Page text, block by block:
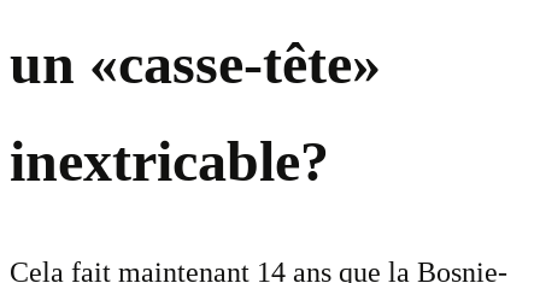
un «casse-tête»
inextricable?
Cela fait maintenant 14 ans que la Bosnie-